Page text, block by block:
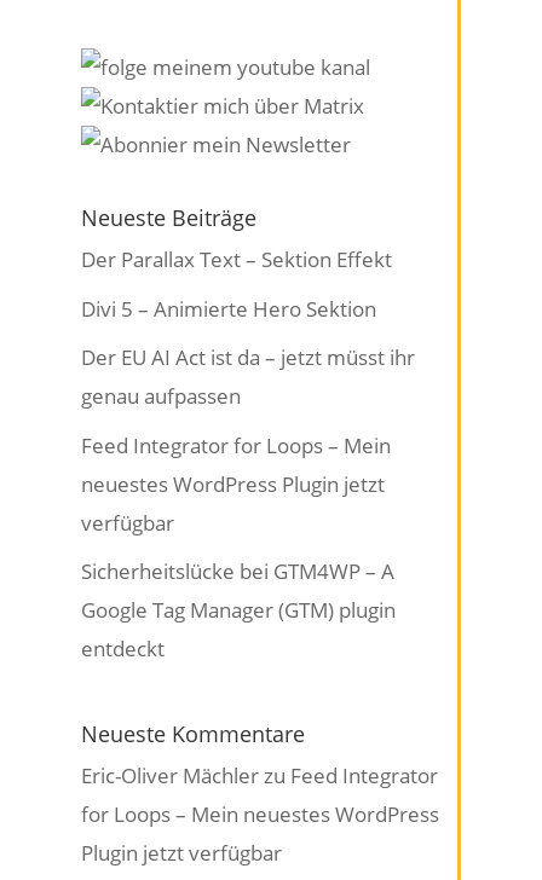
Neueste Beiträge
Der Parallax Text – Sektion Effekt
Divi 5 – Animierte Hero Sektion
Der EU AI Act ist da – jetzt müsst ihr
genau aufpassen
Feed Integrator for Loops – Mein
neuestes WordPress Plugin jetzt
verfügbar
Sicherheitslücke bei GTM4WP – A
Google Tag Manager (GTM) plugin
entdeckt
Neueste Kommentare
Eric-Oliver Mächlerzu Feed Integrator
for Loops – Mein neuestes WordPress
Plugin jetzt verfügbar